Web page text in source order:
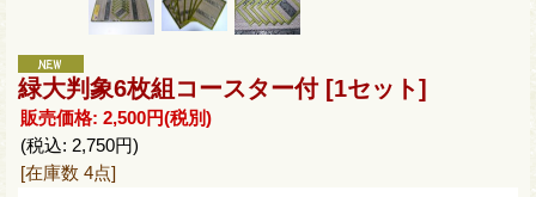
緑大判象6枚組コースター付 [1セット]
販売価格: 2,500円(税別)
(税込: 2,750円)
[在庫数 4点]